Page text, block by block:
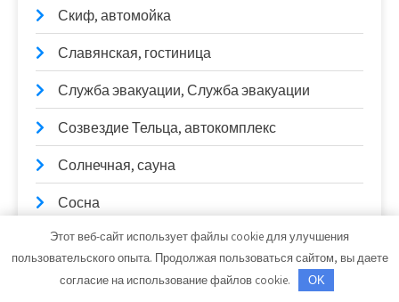
Скиф, автомойка
Славянская, гостиница
Служба эвакуации, Служба эвакуации
Созвездие Тельца, автокомплекс
Солнечная, сауна
Сосна
СтартерОк
Стиль, сауна
Этот веб-сайт использует файлы cookie для улучшения
пользовательского опыта. Продолжая пользоваться сайтом, вы даете
согласие на использование файлов cookie.
OK